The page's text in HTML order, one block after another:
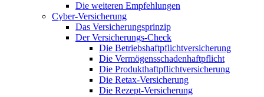
Die weiteren Empfehlungen
Cyber-Versicherung
Das Versicherungsprinzip
Der Versicherungs-Check
Die Betriebshaftpflichtversicherung
Die Vermögensschadenhaftpflicht
Die Produkthaftpflichtversicherung
Die Retax-Versicherung
Die Rezept-Versicherung